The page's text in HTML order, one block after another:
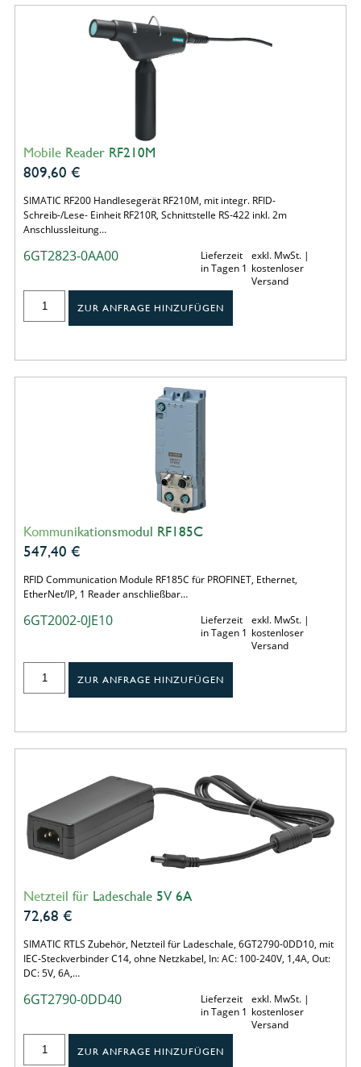
Mobile Reader RF210M
809,60 €
SIMATIC RF200 Handlesegerät RF210M, mit integr. RFID-
Schreib-/Lese- Einheit RF210R, Schnittstelle RS-422 inkl. 2m
Anschlussleitung…
6GT2823-0AA00
Lieferzeit
in Tagen 1
exkl. MwSt. |
kostenloser
Versand
ZUR ANFRAGE HINZUFÜGEN
Kommunikationsmodul RF185C
547,40 €
RFID Communication Module RF185C für PROFINET, Ethernet,
EtherNet/IP, 1 Reader anschließbar…
6GT2002-0JE10
Lieferzeit
in Tagen 1
exkl. MwSt. |
kostenloser
Versand
ZUR ANFRAGE HINZUFÜGEN
Netzteil für Ladeschale 5V 6A
72,68 €
SIMATIC RTLS Zubehör, Netzteil für Ladeschale, 6GT2790-0DD10, mit
IEC-Steckverbinder C14, ohne Netzkabel, In: AC: 100-240V, 1,4A, Out:
DC: 5V, 6A,…
6GT2790-0DD40
Lieferzeit
in Tagen 1
exkl. MwSt. |
kostenloser
Versand
ZUR ANFRAGE HINZUFÜGEN